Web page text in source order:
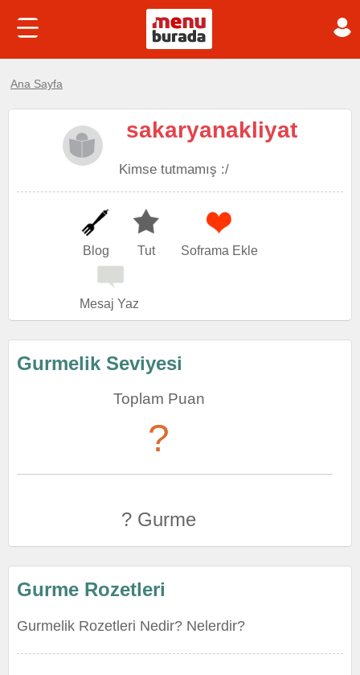
Ana Sayfa
sakaryanakliyat
Kimse tutmamış :/
Blog Tut Soframa Ekle
Mesaj Yaz
Gurmelik Seviyesi
Toplam Puan
?
? Gurme
Gurme Rozetleri
Gurmelik Rozetleri Nedir? Nelerdir?